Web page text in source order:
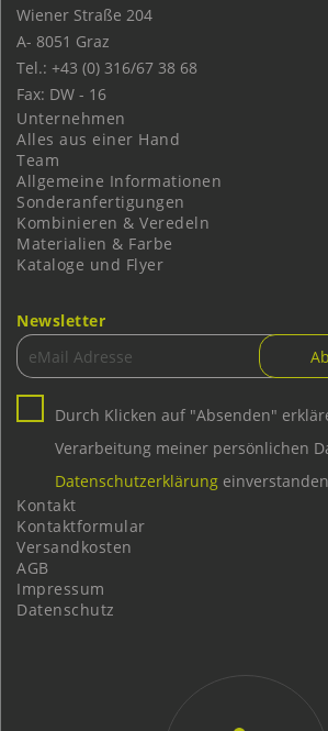
Wiener Straße 204
A- 8051 Graz
Tel.: +43 (0) 316/67 38 68
Fax: DW - 16
Unternehmen
Alles aus einer Hand
Team
Allgemeine Informationen
Sonderanfertigungen
Kombinieren & Veredeln
Materialien & Farbe
Kataloge und Flyer
Newsletter
Durch Klicken auf "Absenden"
Verarbeitung meiner persönlichen
Datenschutzerklärung einverstanden
Kontakt
Kontaktformular
Versandkosten
AGB
Impressum
Datenschutz